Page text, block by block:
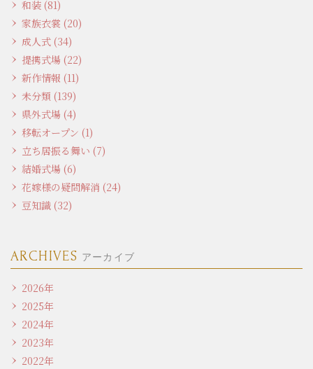
和装 (81)
家族衣裳 (20)
成人式 (34)
提携式場 (22)
新作情報 (11)
未分類 (139)
県外式場 (4)
移転オープン (1)
立ち居振る舞い (7)
結婚式場 (6)
花嫁様の疑問解消 (24)
豆知識 (32)
ARCHIVES アーカイブ
2026年
2025年
2024年
2023年
2022年